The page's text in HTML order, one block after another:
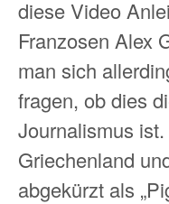
diese Video
Franzosen Alex
man sich
fragen, ob dies
Journalismus
Griechenland
abgekürzt als